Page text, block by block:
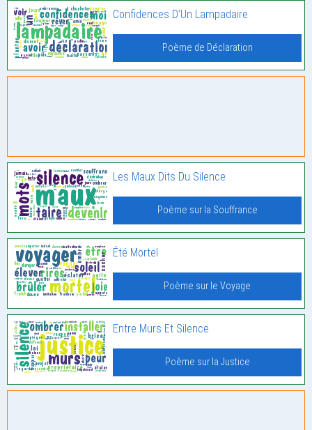
Confidences D’Un Lampadaire
Poème de Déclaration
Les Maux Dits Du Silence
Poème sur la Souffrance
Été Mortel
Poème sur le Voyage
Entre Murs Et Silence
Poème sur la Justice